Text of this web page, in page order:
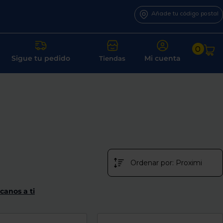
Añade tu código postal
Sigue tu pedido Tiendas Mi cuenta
0
a ti